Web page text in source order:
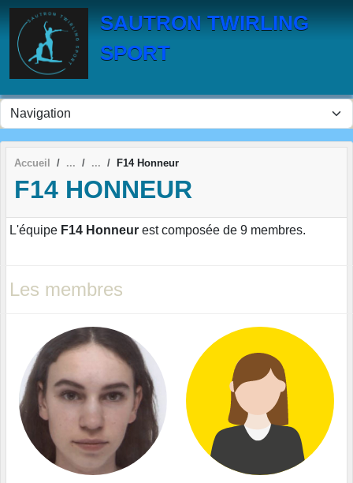
SAUTRON TWIRLING
SPORT
Accueil F14 Honneur
F14 HONNEUR
L'équipe F14 Honneur est composée de 9 membres.
Les membres
Panneau de gestion des cookies